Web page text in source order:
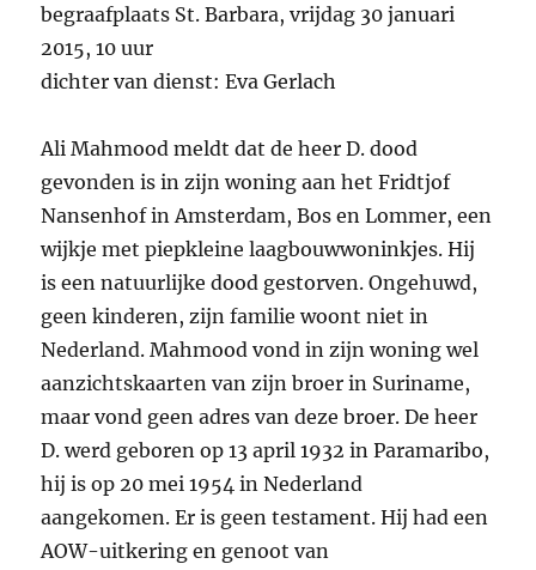
begraafplaats St. Barbara, vrijdag 30 januari
2015, 10 uur
dichter van dienst: Eva Gerlach
Ali Mahmood meldt dat de heer D. dood
gevonden is in zijn woning aan het Fridtjof
Nansenhof in Amsterdam, Bos en Lommer, een
wijkje met piepkleine laagbouwwoninkjes. Hij
is een natuurlijke dood gestorven. Ongehuwd,
geen kinderen, zijn familie woont niet in
Nederland. Mahmood vond in zijn woning wel
aanzichtskaarten van zijn broer in Suriname,
maar vond geen adres van deze broer. De heer
D. werd geboren op 13 april 1932 in Paramaribo,
hij is op 20 mei 1954 in Nederland
aangekomen. Er is geen testament. Hij had een
AOW-uitkering en genoot van